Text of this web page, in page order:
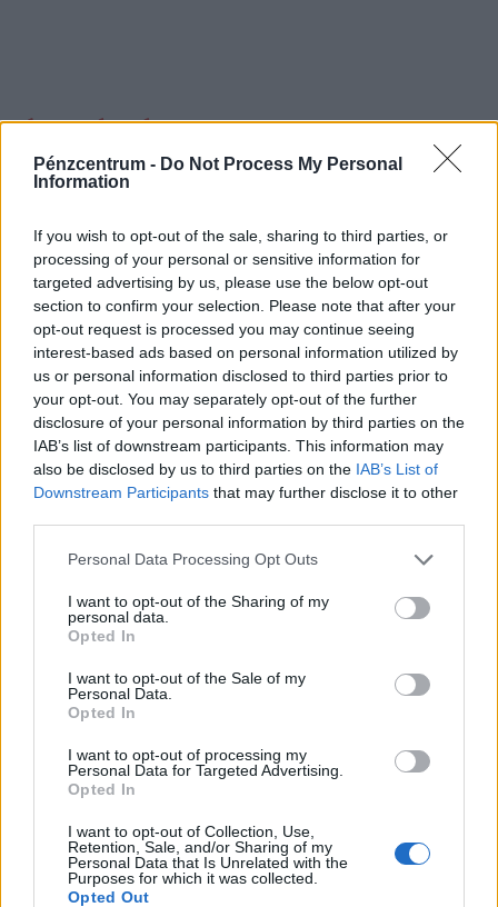
Pénzcentrum - Do Not Process My Personal
Information
If you wish to opt-out of the sale, sharing to third parties, or
processing of your personal or sensitive information for
targeted advertising by us, please use the below opt-out
section to confirm your selection. Please note that after your
opt-out request is processed you may continue seeing
interest-based ads based on personal information utilized by
us or personal information disclosed to third parties prior to
your opt-out. You may separately opt-out of the further
disclosure of your personal information by third parties on the
IAB’s list of downstream participants. This information may
also be disclosed by us to third parties on the IAB’s List of
Downstream Participants that may further disclose it to other
Personal Data Processing Opt Outs
I want to opt-out of the Sharing of my
personal data.
Opted In
I want to opt-out of the Sale of my
Personal Data.
Opted In
I want to opt-out of processing my
Personal Data for Targeted Advertising.
Opted In
I want to opt-out of Collection, Use,
Retention, Sale, and/or Sharing of my
Personal Data that Is Unrelated with the
Purposes for which it was collected.
Opted Out
CÍMLAPRÓL AJÁNLJUK
2026. augusztus 7.
Újabb rezsicsökkentés élesedik 2026 őszén:
tényleg tízezreket spórolhat ezzel sok magyar
háztulaj, aki most kivár?
2026. augusztus 6.
50 forintos palackgyűjtésből élnek túl egyre
többen: tényleg a visszaváltási rendszer
megszüntetése lenne a megoldás?
2026. augusztus 7.
Nagyon ráfázhat, aki az AI-ra bízza a
nyaralását: egyre több magyart ver át az új
digitális trend
2026. augusztus 7.
Döntött a kormány: nagy változás jön a
háziorvosi rendelőkben, erre kell készülni